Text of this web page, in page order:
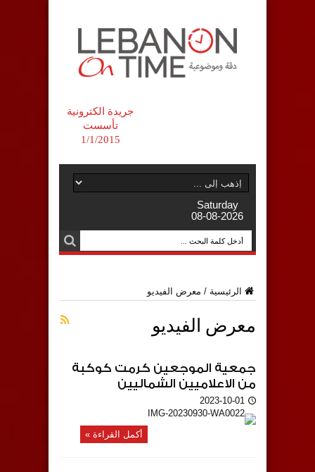
جريدة الكترونية
تأسست
1/1/2015
Saturday
08-08-2026
الرئيسية / معرض الفيديو
معرض الفيديو
جمعية الموجعين كرمت كوكبة
من الاعلاميين الشماليين
2023-10-01
أكمل القراءة »